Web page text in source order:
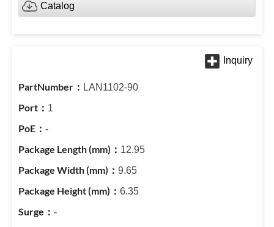
Catalog
LAN1102-90
1
-
12.95
9.65
6.35
-